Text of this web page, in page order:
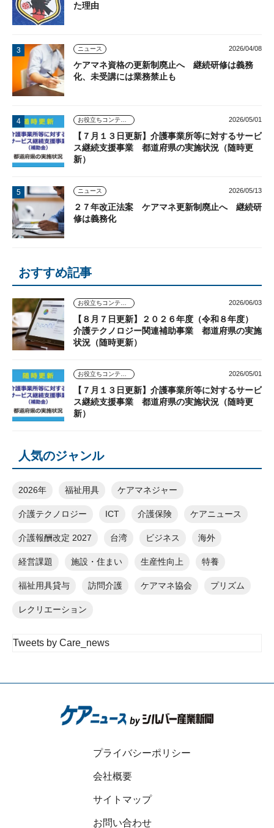
た理由
ニュース 2026/04/08
ケアマネ資格の更新制廃止へ 継続研修は義務
化、未受講には業務禁止も
お役立ちコンテンツ 2026/05/01
【７月１３日更新】介護事業所等に対するサービ
ス継続支援事業 都道府県の実施状況（随時更
新）
ニュース 2026/05/13
２７年改正法案 ケアマネ更新制廃止へ 継続研
修は義務化
おすすめ記事
お役立ちコンテンツ 2026/06/03
【８月７日更新】２０２６年度（令和８年度）
介護テクノロジー関連補助事業 都道府県の実施
状況（随時更新）
お役立ちコンテンツ 2026/05/01
【７月１３日更新】介護事業所等に対するサービ
ス継続支援事業 都道府県の実施状況（随時更
新）
人気のジャンル
2026年 福祉用具 ケアマネジャー
介護テクノロジー ICT 介護保険 ケアニュース
介護報酬改定 2027 台湾 ビジネス 海外
経営課題 施設・住まい 生産性向上 特養
福祉用具貸与 訪問介護 ケアマネ協会 プリズム
レクリエーション
Tweets by Care_news
プライバシーポリシー
会社概要
サイトマップ
お問い合わせ